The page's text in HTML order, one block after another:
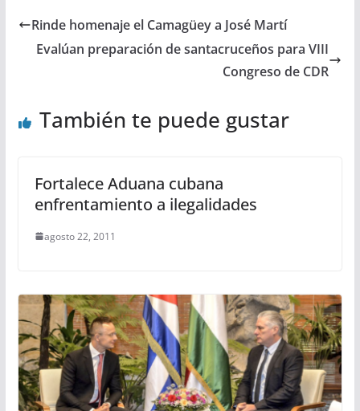
Rinde homenaje el Camagüey a José Martí
Evalúan preparación de santacruceños para VIII
Congreso de CDR
También te puede gustar
Fortalece Aduana cubana
enfrentamiento a ilegalidades
agosto 22, 2011